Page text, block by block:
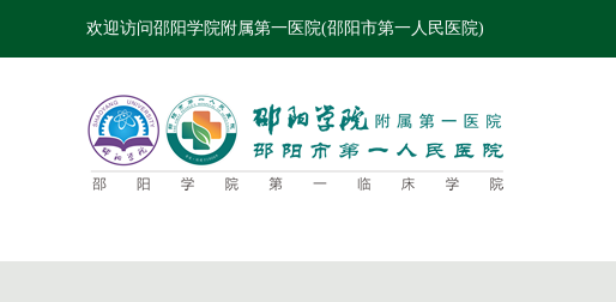
欢迎访问邵阳学院附属第一医院(邵阳市第一人民医院)